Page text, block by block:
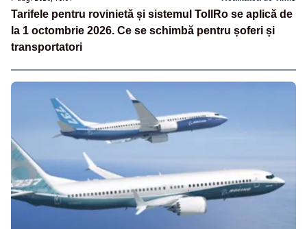
Tarifele pentru rovinietă și sistemul TollRo se aplică de
la 1 octombrie 2026. Ce se schimbă pentru șoferi și
transportatori